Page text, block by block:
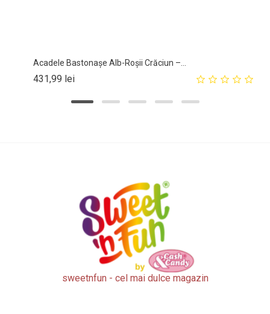
Acadele Bastonașe Alb-Roșii Crăciun –...
431,99 leiPret
sweetnfun - cel mai dulce magazin